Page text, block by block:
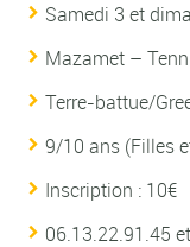
Samedi 3 et
Mazamet –
Terre-battue/
9/10 ans (Filles
Inscription : 10€
06.13.22.91.45